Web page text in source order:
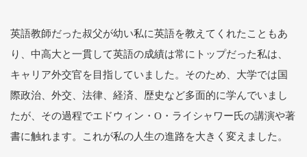
英語教師だった叔父が幼い私に英語を教えてくれたこともあ
り、中高大と一貫して英語の成績は常にトップだった私は、
キャリア外交官を目指していました。そのため、大学では国
際政治、外交、法律、経済、歴史など多面的に学んでいまし
たが、その過程でエドウィン・O・ライシャワー氏の講演や著
書に触れます。これが私の人生の進路を大きく変えました。